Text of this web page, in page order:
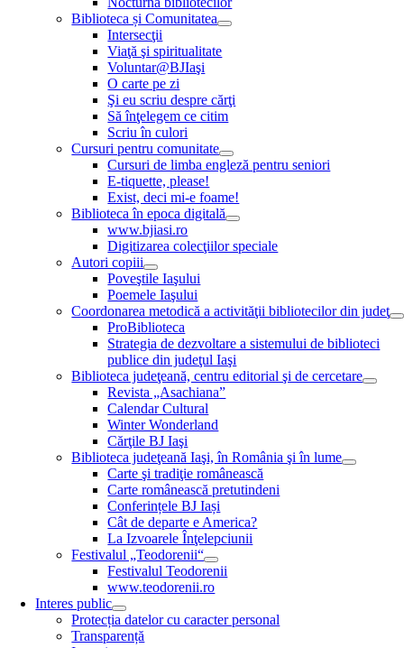
Biblioteca și Comunitatea
Intersecţii
Viaţă şi spiritualitate
Voluntar@BJIaşi
O carte pe zi
Şi eu scriu despre cărţi
Să înţelegem ce citim
Scriu în culori
Cursuri pentru comunitate
Cursuri de limba engleză pentru seniori
E-tiquette, please!
Exist, deci mi-e foame!
Biblioteca în epoca digitală
www.bjiasi.ro
Digitizarea colecţiilor speciale
Autori copiii
Poveştile Iaşului
Poemele Iaşului
Coordonarea metodică a activităţii bibliotecilor din judeţ
ProBiblioteca
Strategia de dezvoltare a sistemului de biblioteci
publice din judeţul Iaşi
Biblioteca judeţeană, centru editorial şi de cercetare
Revista „Asachiana”
Calendar Cultural
Winter Wonderland
Cărţile BJ Iaşi
Biblioteca judeţeană Iaşi, în România şi în lume
Carte şi tradiţie românească
Carte românească pretutindeni
Conferințele BJ Iași
Cât de departe e America?
La Izvoarele Înţelepciunii
Festivalul „Teodorenii“
Festivalul Teodorenii
www.teodorenii.ro
Interes public
Protecția datelor cu caracter personal
Transparență